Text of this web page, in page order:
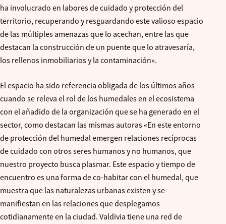
ha involucrado en labores de cuidado y protección del
territorio, recuperando y resguardando este valioso espacio
de las múltiples amenazas que lo acechan, entre las que
destacan la construcción de un puente que lo atravesaría,
los rellenos inmobiliarios y la contaminación».
El espacio ha sido referencia obligada de los últimos años
cuando se releva el rol de los humedales en el ecosistema
con el añadido de la organización que se ha generado en el
sector, como destacan las mismas autoras «En este entorno
de protección del humedal emergen relaciones recíprocas
de cuidado con otros seres humanos y no humanos, que
nuestro proyecto busca plasmar. Este espacio y tiempo de
encuentro es una forma de co-habitar con el humedal, que
muestra que las naturalezas urbanas existen y se
manifiestan en las relaciones que desplegamos
cotidianamente en la ciudad. Valdivia tiene una red de